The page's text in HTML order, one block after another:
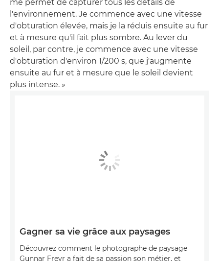
me permet de capturer tous les détails de
l'environnement. Je commence avec une vitesse
d'obturation élevée, mais je la réduis ensuite au fur
et à mesure qu'il fait plus sombre. Au lever du
soleil, par contre, je commence avec une vitesse
d'obturation d'environ 1/200 s, que j'augmente
ensuite au fur et à mesure que le soleil devient
plus intense. »
Gagner sa vie grâce aux paysages
Découvrez comment le photographe de paysage
Gunnar Freyr a fait de sa passion son métier, et